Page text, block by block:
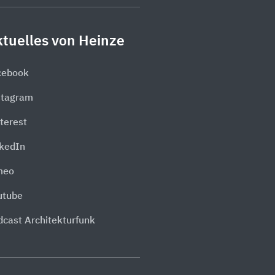
von Heinze
Architekturfunk